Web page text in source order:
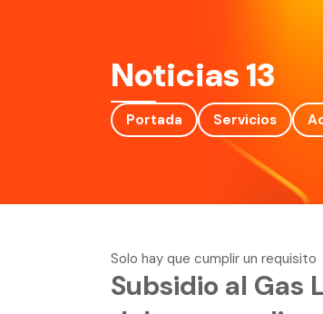
Noticias 13
Portada Servicios
Solo hay que cumplir un requisito
Subsidio al Gas